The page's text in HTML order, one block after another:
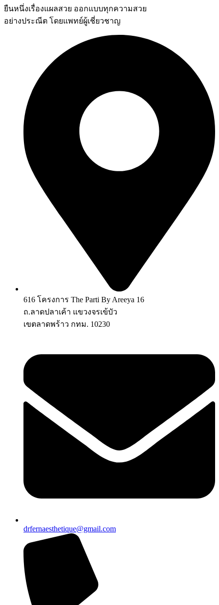
ยืนหนึ่งเรื่องแผลสวย ออกแบบทุกความสวย
อย่างประณีต โดยแพทย์ผู้เชี่ยวชาญ
616 โครงการ The Parti By Areeya 16
ถ.ลาดปลาเค้า แขวงจรเข้บัว
เขตลาดพร้าว กทม. 10230
drfernaesthetique@gmail.com